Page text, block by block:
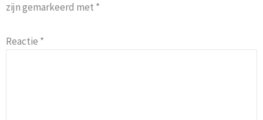
zijn gemarkeerd met *
Reactie *